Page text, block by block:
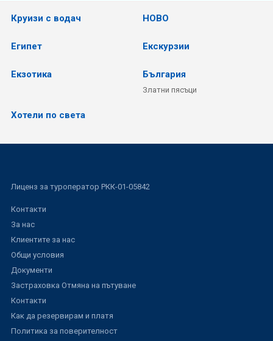
Круизи с водач НОВО
Египет Екскурзии
Екзотика България
Златни пясъци
Хотели по света
Лиценз за туроператор РКК-01-05842
Контакти
За нас
Клиентите за нас
Общи условия
Документи
Застраховка Отмяна на пътуване
Контакти
Как да резервирам и платя
Политика за поверителност